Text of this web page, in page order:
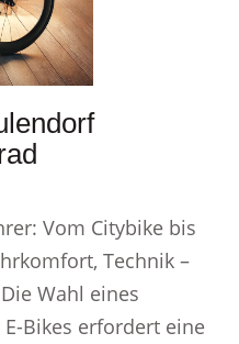
Vom Citybike bis
Technik –
Wahl eines
Bikes erfordert eine